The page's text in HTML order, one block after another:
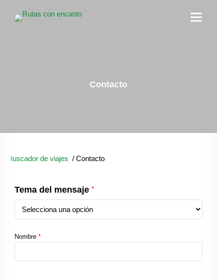
Contacto
Buscador de viajes / Contacto
Tema del mensaje *
Nombre *